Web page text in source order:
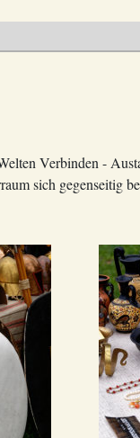
Verbinden -
sich gegenseitig